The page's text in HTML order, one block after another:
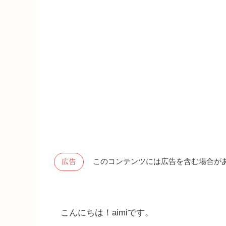
広告 このコンテンツには広告を含む場合が
こんにちは！aimiです。